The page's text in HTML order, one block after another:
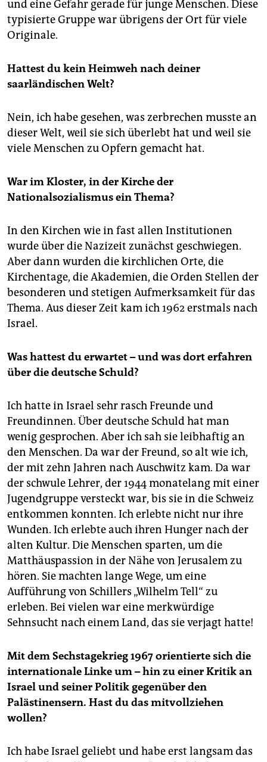
und eine Gefahr gerade für junge Menschen. Diese
typisierte Gruppe war übrigens der Ort für viele
Originale.
Hattest du kein Heimweh nach deiner
saarländischen Welt?
Nein, ich habe gesehen, was zerbrechen musste an
dieser Welt, weil sie sich überlebt hat und weil sie
viele Menschen zu Opfern gemacht hat.
War im Kloster, in der Kirche der
Nationalsozialismus ein Thema?
In den Kirchen wie in fast allen Institutionen
wurde über die Nazizeit zunächst geschwiegen.
Aber dann wurden die kirchlichen Orte, die
Kirchentage, die Akademien, die Orden Stellen der
besonderen und stetigen Aufmerksamkeit für das
Thema. Aus dieser Zeit kam ich 1962 erstmals nach
Israel.
Was hattest du erwartet – und was dort erfahren
über die deutsche Schuld?
Ich hatte in Israel sehr rasch Freunde und
Freundinnen. Über deutsche Schuld hat man
wenig gesprochen. Aber ich sah sie leibhaftig an
den Menschen. Da war der Freund, so alt wie ich,
der mit zehn Jahren nach Auschwitz kam. Da war
der schwule Lehrer, der 1944 monatelang mit einer
Jugendgruppe versteckt war, bis sie in die Schweiz
entkommen konnten. Ich erlebte nicht nur ihre
Wunden. Ich erlebte auch ihren Hunger nach der
alten Kultur. Die Menschen sparten, um die
Matthäuspassion in der Nähe von Jerusalem zu
hören. Sie machten lange Wege, um eine
Aufführung von Schillers „Wilhelm Tell“ zu
erleben. Bei vielen war eine merkwürdige
Sehnsucht nach einem Land, das sie verjagt hatte!
Mit dem Sechstagekrieg 1967 orientierte sich die
internationale Linke um – hin zu einer Kritik an
Israel und seiner Politik gegenüber den
Palästinensern. Hast du das mitvollziehen
wollen?
Ich habe Israel geliebt und habe erst langsam das